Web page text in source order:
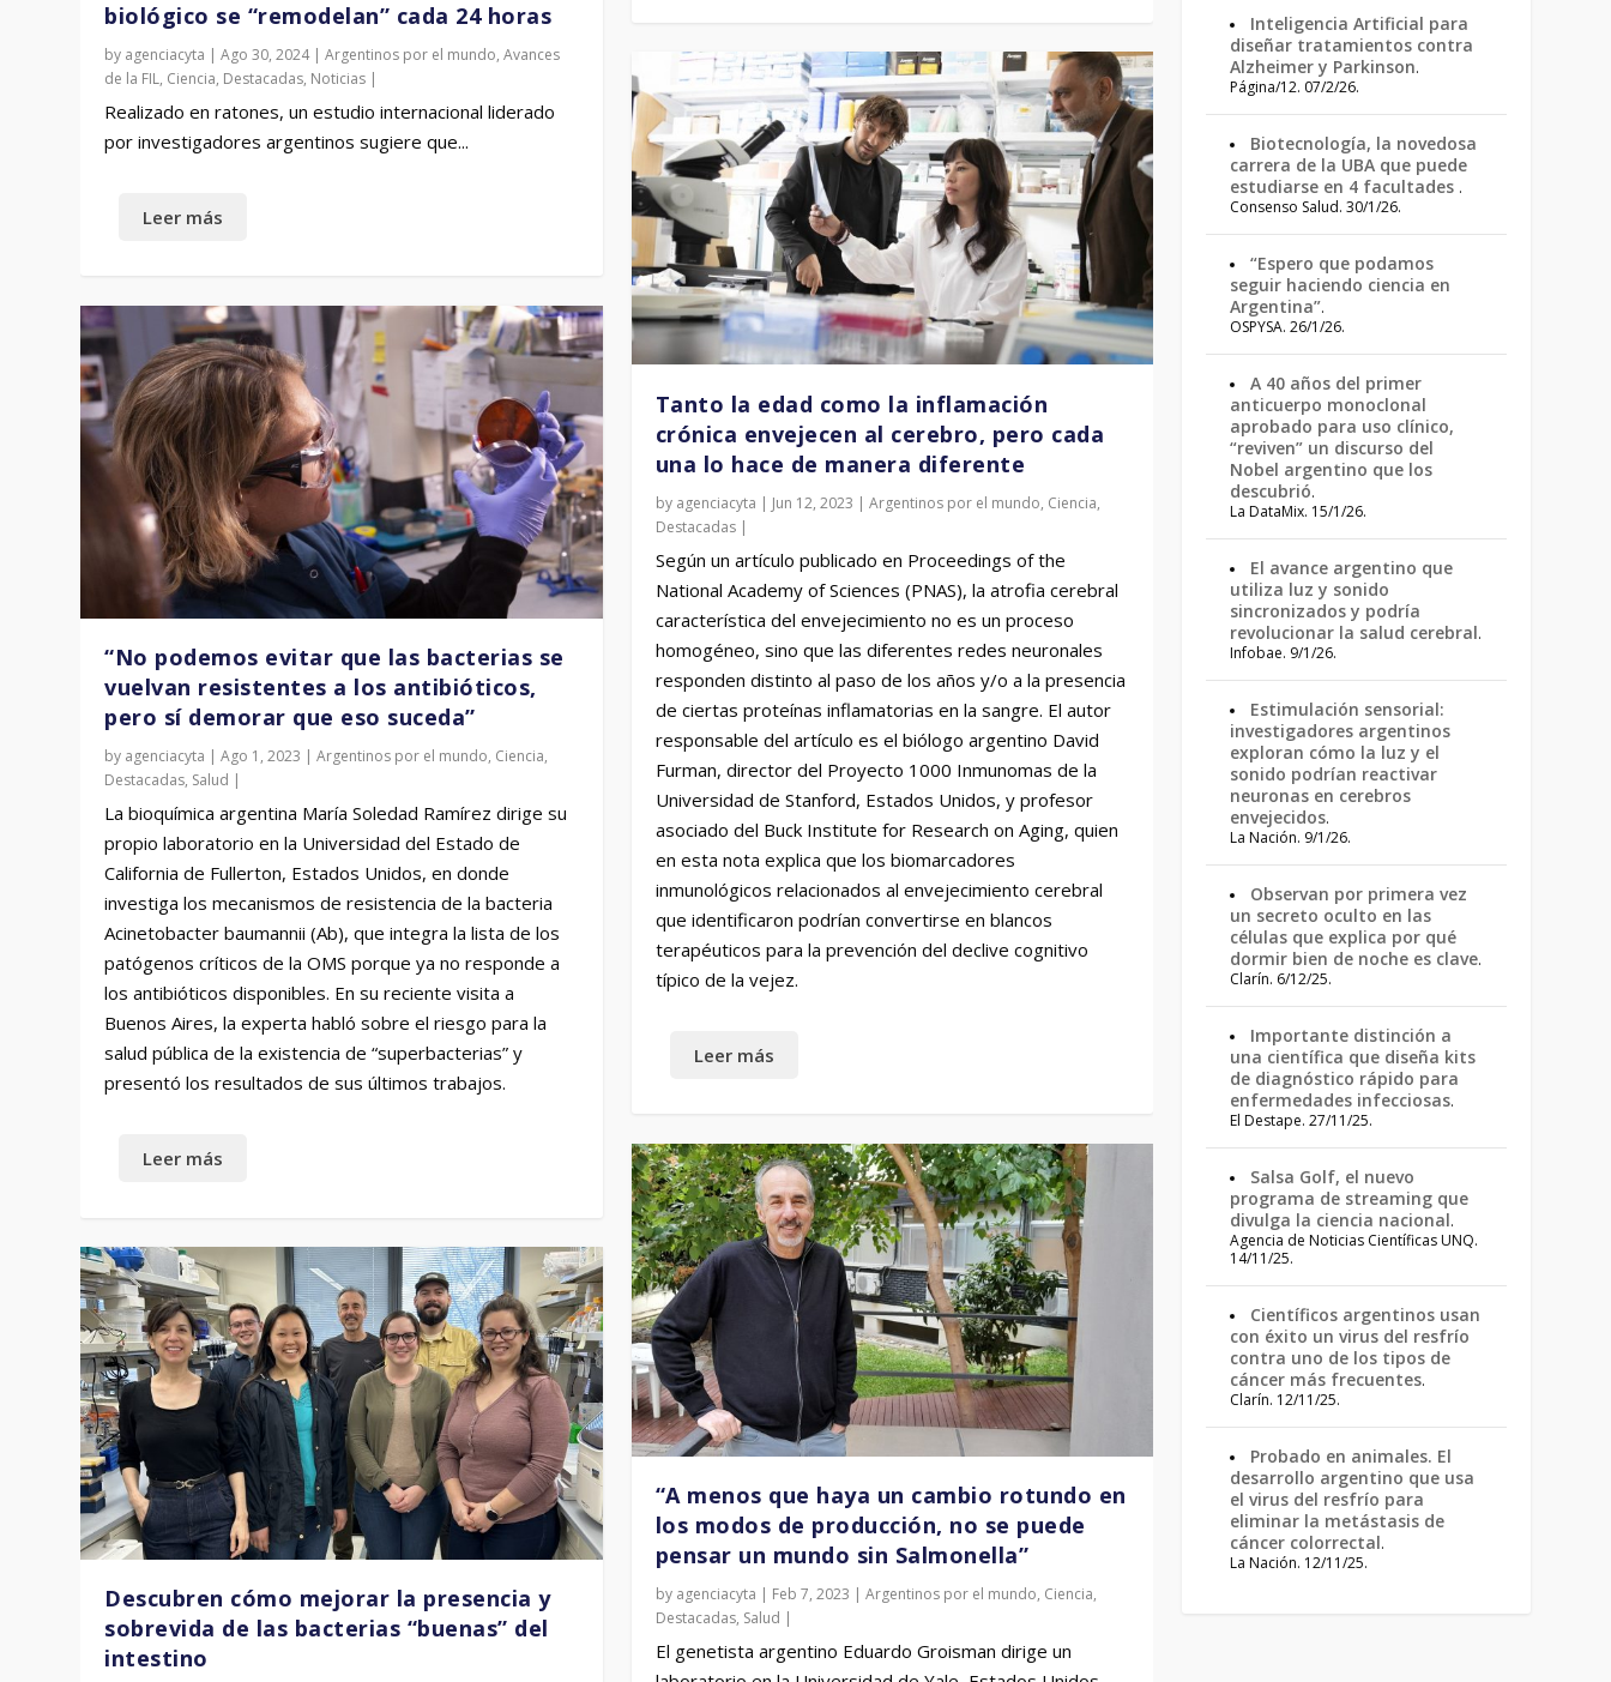
biológico se “remodelan” cada 24 horas
by agenciacyta |Ago 30, 2024|Argentinos por el mundo,Avances
de la FIL, Ciencia, Destacadas, Noticias |
Realizado en ratones, un estudio internacional liderado
por investigadores argentinos sugiere que...
“No podemos evitar que las bacterias se
vuelvan resistentes a los antibióticos,
pero sí demorar que eso suceda”
by agenciacyta |Ago 1, 2023 |Argentinos por el mundo, Ciencia,
Destacadas, Salud |
La bioquímica argentina María Soledad Ramírez dirige su
propio laboratorio en la Universidad del Estado de
California de Fullerton, Estados Unidos, en donde
investiga los mecanismos de resistencia de la bacteria
Acinetobacter baumannii (Ab), que integra la lista de los
patógenos críticos de la OMS porque ya no responde a
los antibióticos disponibles. En su reciente visita a
Buenos Aires, la experta habló sobre el riesgo para la
salud pública de la existencia de “superbacterias” y
presentó los resultados de sus últimos trabajos.
Descubren cómo mejorar la presencia y
sobrevida de las bacterias “buenas” del
intestino
Tanto la edad como la inflamación
crónica envejecen al cerebro, pero cada
una lo hace de manera diferente
by agenciacyta | Jun 12, 2023 | Argentinos por el mundo, Ciencia,
Destacadas|
Según un artículo publicado en Proceedings of the
National Academy of Sciences (PNAS), la atrofia cerebral
característica del envejecimiento no es un proceso
homogéneo, sino que las diferentes redes neuronales
responden distinto al paso de los años y/o a la presencia
de ciertas proteínas inflamatorias en la sangre. El autor
responsable del artículo es el biólogo argentino David
Furman, director del Proyecto 1000 Inmunomas de la
Universidad de Stanford, Estados Unidos, y profesor
asociado del Buck Institute for Research on Aging, quien
en esta nota explica que los biomarcadores
inmunológicos relacionados al envejecimiento cerebral
que identificaron podrían convertirse en blancos
terapéuticos para la prevención del declive cognitivo
típico de la vejez.
“A menos que haya un cambio rotundo en
los modos de producción, no se puede
pensar un mundo sin Salmonella”
by agenciacyta | Feb 7, 2023 | Argentinos por el mundo, Ciencia,
Destacadas, Salud |
El genetista argentino Eduardo Groisman dirige un
Inteligencia Artificial para
diseñar tratamientos contra
Alzheimer y Parkinson.
Página/12. 07/2/26.
Biotecnología, la novedosa
carrera de la UBA que puede
estudiarse en 4 facultades .
Consenso Salud. 30/1/26.
“Espero que podamos
seguir haciendo ciencia en
Argentina”.
OSPYSA. 26/1/26.
A 40 años del primer
anticuerpo monoclonal
aprobado para uso clínico,
“reviven” un discurso del
Nobel argentino que los
descubrió.
La DataMix. 15/1/26.
El avance argentino que
utiliza luz y sonido
sincronizados y podría
revolucionar la salud cerebral.
Infobae. 9/1/26.
Estimulación sensorial:
investigadores argentinos
exploran cómo la luz y el
sonido podrían reactivar
neuronas en cerebros
envejecidos.
La Nación. 9/1/26.
Observan por primera vez
un secreto oculto en las
células que explica por qué
dormir bien de noche es clave.
Clarín. 6/12/25.
Importante distinción a
una científica que diseña kits
de diagnóstico rápido para
enfermedades infecciosas.
El Destape. 27/11/25.
Salsa Golf, el nuevo
programa de streaming que
divulga la ciencia nacional.
Agencia de Noticias Científicas UNQ.
14/11/25.
Científicos argentinos usan
con éxito un virus del resfrío
contra uno de los tipos de
cáncer más frecuentes.
Clarín. 12/11/25.
Probado en animales. El
desarrollo argentino que usa
el virus del resfrío para
eliminar la metástasis de
cáncer colorrectal.
La Nación. 12/11/25.